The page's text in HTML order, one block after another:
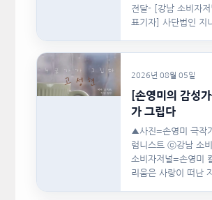
전달- [강남 소비자
표기자] 사단법인 지
지난…
2026년 08월 05일
[손영미의 감성
가 그립다
▲사진=손영미 극작
럼니스트 ⓒ강남 소
소비자저널=손영미
리움은 사랑이 떠난